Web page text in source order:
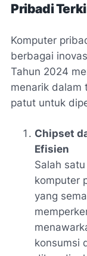
Pribadi
Komputer
berbagai
Tahun 2024
menarik dalam
patut untuk
Chipset
Efisien
Salah
komputer
yang
konsumsi